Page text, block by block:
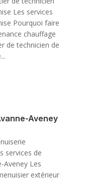
Les services
Pourquoi faire
chauffage
de technicien de
Aveney
services de
Aveney Les
extérieur